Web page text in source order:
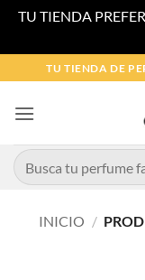
TU TIENDA
al
contenido
TU TIENDA DE
Buscar
por:
INICIO /